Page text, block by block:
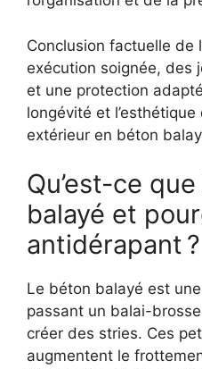
Conclusion factuelle de
exécution soignée, des
et une protection
longévité et l’esthétique
extérieur en béton
Qu’est-ce
balayé et
antidérapant ?
Le béton balayé est
passant un balai-
créer des stries. Ces
augmentent le